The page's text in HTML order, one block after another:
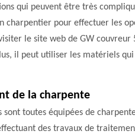
qui peuvent être très
pour effectuer les
le site web de GW couvreur
il peut utiliser les matériels
de la charpente
sont toutes équipées de
des travaux de